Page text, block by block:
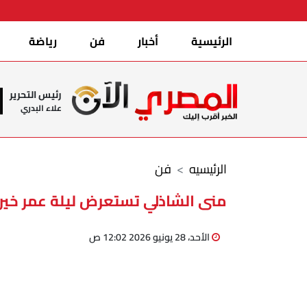
الرئيسية أخبار فن رياضة
رئيس التحرير
علاء البدري
فن الرئيسيه
منى الشاذلي تستعرض ليلة عمر
الأحد، 28 يونيو 2026 12:02 ص